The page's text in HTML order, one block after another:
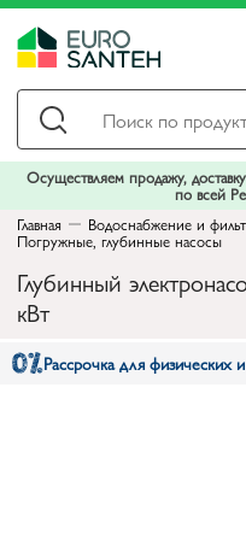
Осуществляем продажу,
по всей
Главная
Водоснабжение и
Погружные, глубинные насосы
Глубинный
кВт
Рассрочка для физических